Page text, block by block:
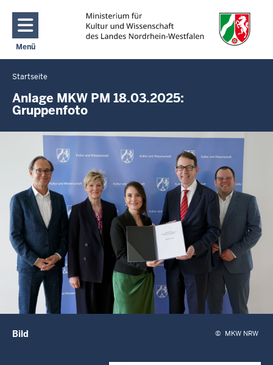
Direkt zum Inhalt
Menü
Navigation aktivieren/deaktivieren: Main Menu
Sie
befinden
sich
Startseite
Anlage MKW PM 18.03.2025:
Gruppenfoto
Bild © MKW NRW